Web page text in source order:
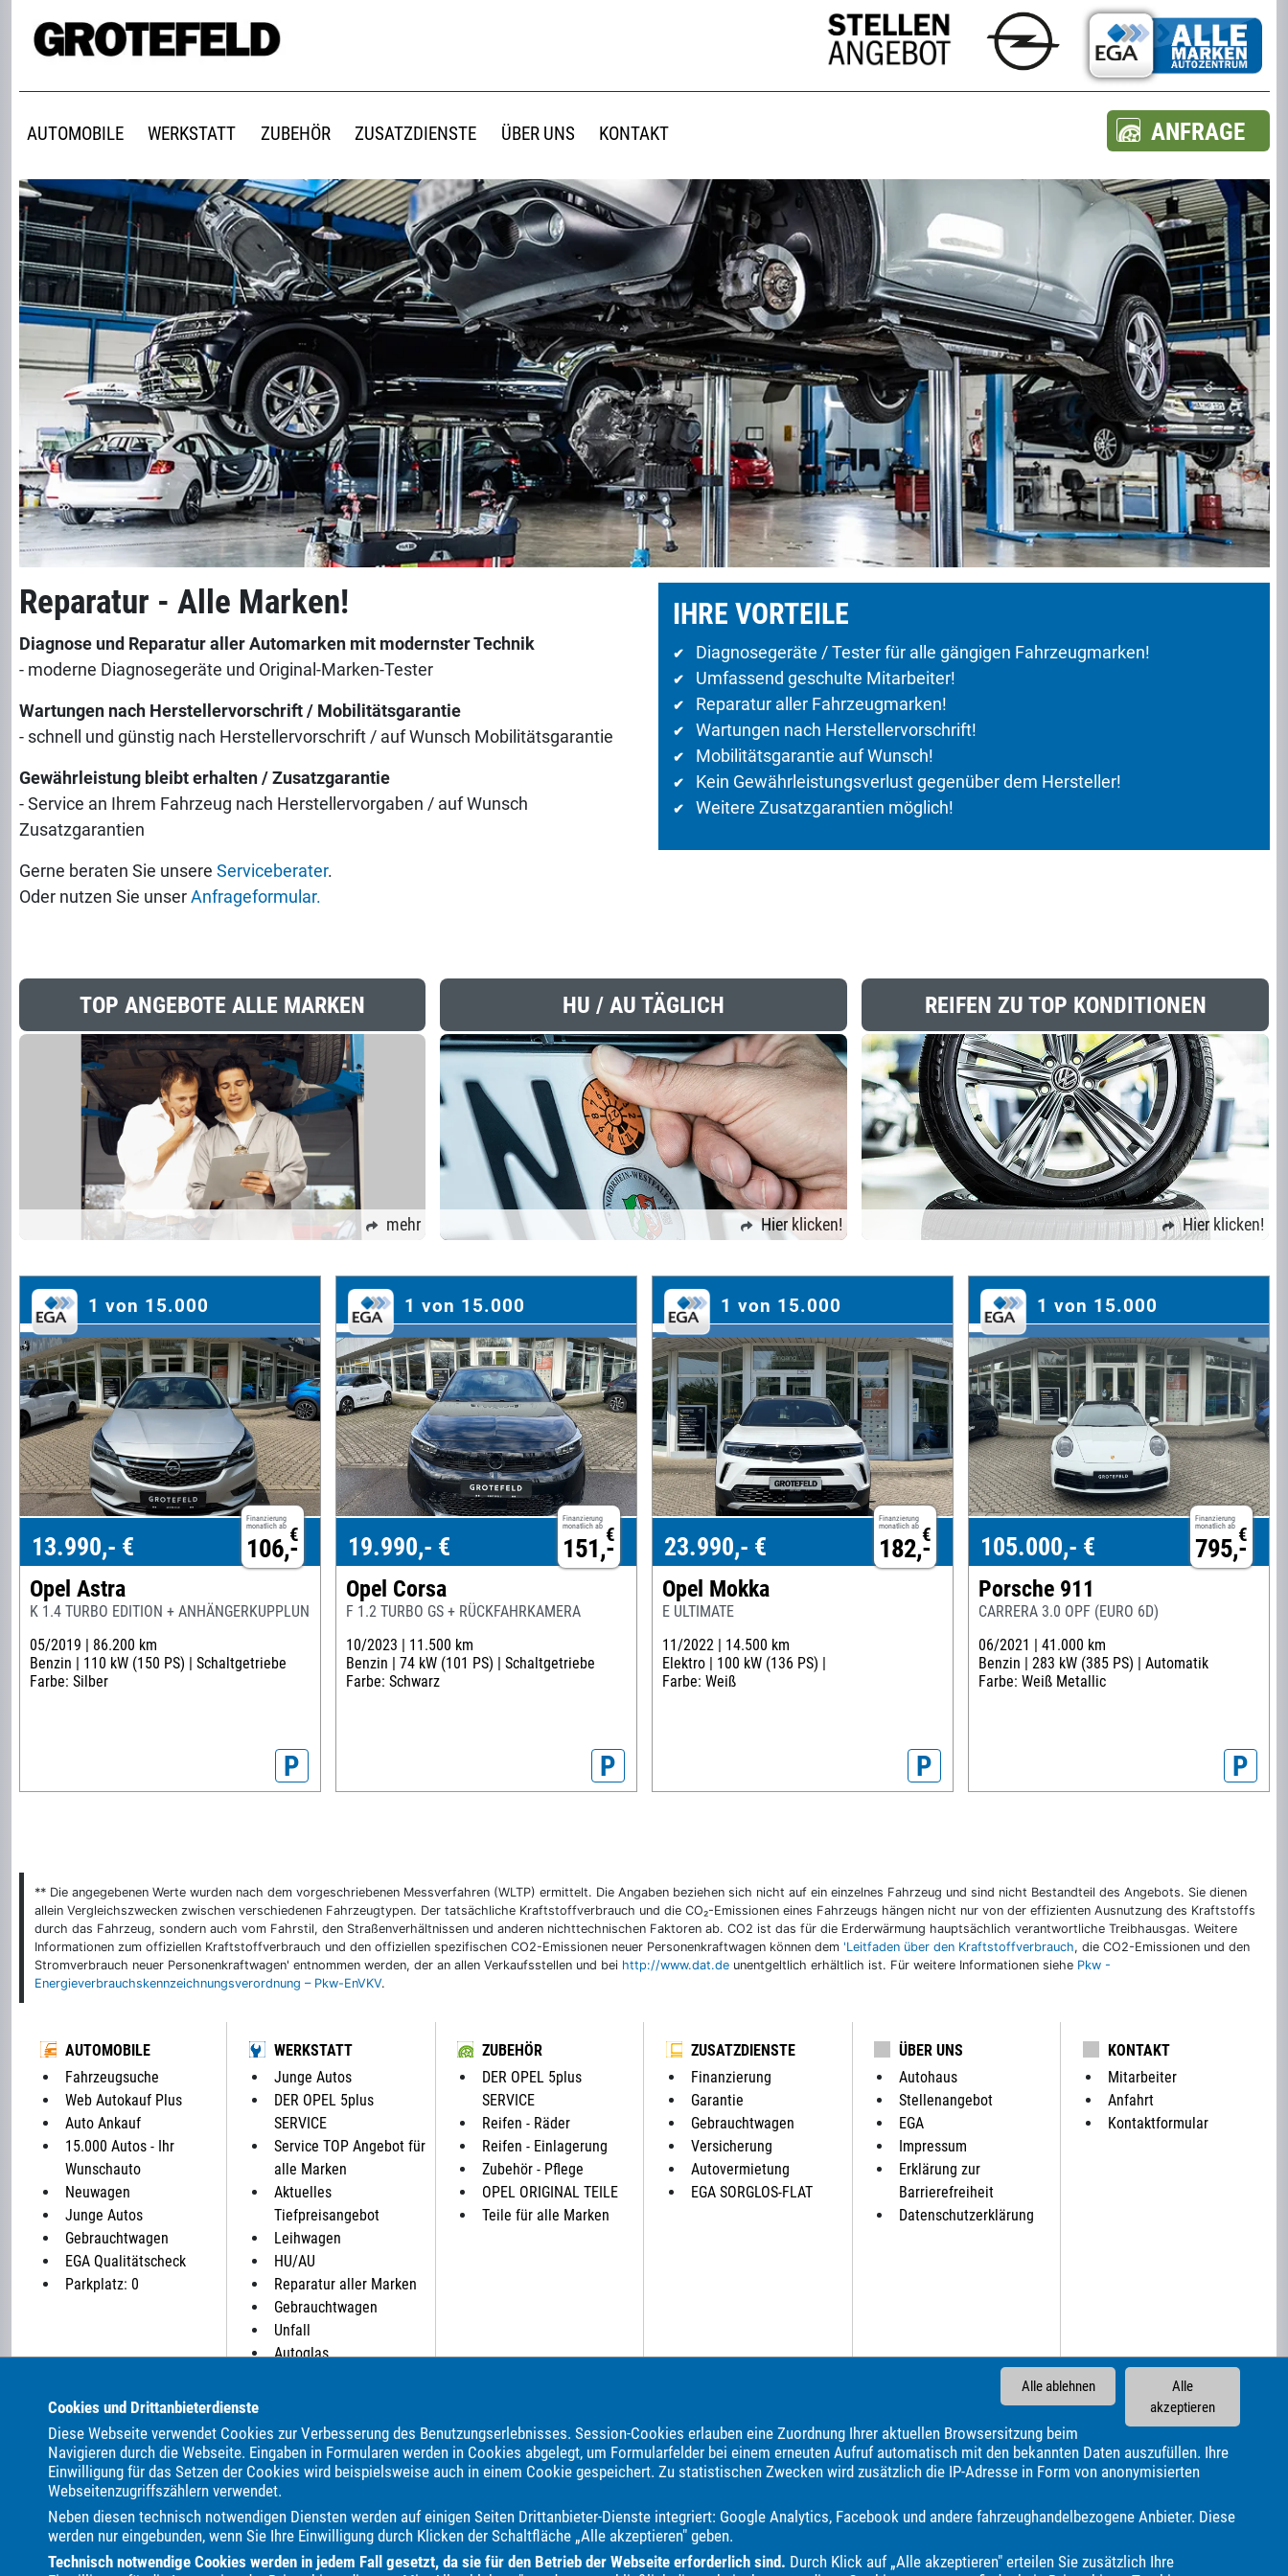
Alle
akzeptieren
Alle ablehnen
Cookies und Drittanbieterdienste
Diese Webseite verwendet Cookies zur Verbesserung des Benutzungserlebnisses. Session-Cookies erlauben eine Zuordnung Ihrer aktuellen Browsersitzung beim
Navigieren durch die Webseite. Eingaben in Formularen werden in Cookies abgelegt, um Formularfelder bei einem erneuten Aufruf automatisch mit den bekannten Daten auszufüllen. Ihre
Einwilligung für das Setzen der Cookies wird beispielsweise auch in einem Cookie gespeichert. Zu statistischen Zwecken wird zusätzlich die IP-Adresse in Form von anonymisierten
Webseitenzugriffszählern verwendet.
Neben diesen technisch notwendigen Diensten werden auf einigen Seiten Drittanbieter-Dienste integriert: Google Analytics, Facebook und andere fahrzeughandelbezogene Anbieter. Diese
werden nur eingebunden, wenn Sie Ihre Einwilligung durch Klicken der Schaltfläche „Alle akzeptieren" geben.
Technisch notwendige Cookies werden in jedem Fall gesetzt, da sie für den Betrieb der Webseite erforderlich sind. Durch Klick auf „Alle akzeptieren" erteilen Sie zusätzlich Ihre
AUTOMOBILE WERKSTATT ZUBEHÖR ZUSATZDIENSTE ÜBER UNS KONTAKT ANFRAGE
Reparatur - Alle Marken!
Diagnose und Reparatur aller Automarken mit modernster Technik
- moderne Diagnosegeräte und Original-Marken-Tester
Wartungen nach Herstellervorschrift / Mobilitätsgarantie
- schnell und günstig nach Herstellervorschrift / auf Wunsch Mobilitätsgarantie
Gewährleistung bleibt erhalten / Zusatzgarantie
- Service an Ihrem Fahrzeug nach Herstellervorgaben / auf Wunsch
Zusatzgarantien
Gerne beraten Sie unsere Serviceberater.
Oder nutzen Sie unserAnfrageformular.
IHRE VORTEILE
✔ Diagnosegeräte / Tester für alle gängigen Fahrzeugmarken!
✔ Umfassend geschulte Mitarbeiter!
✔ Reparatur aller Fahrzeugmarken!
✔ Wartungen nach Herstellervorschrift!
✔ Mobilitätsgarantie auf Wunsch!
✔ Kein Gewährleistungsverlust gegenüber dem Hersteller!
✔ Weitere Zusatzgarantien möglich!
TOP ANGEBOTE ALLE MARKEN
mehr
HU / AU TÄGLICH
Hier klicken!
REIFEN ZU TOP KONDITIONEN
Hier klicken!
1 von 15.000
Finanzierung
monatlich ab €
106,-
13.990,- €
Opel Astra
K 1.4 TURBO EDITION + ANHÄNGERKUPPLUNG
05/2019 | 86.200 km
Benzin | 110 kW (150 PS) | Schaltgetriebe
Farbe: Silber
P
1 von 15.000
Finanzierung
monatlich ab €
151,-
19.990,- €
Opel Corsa
F 1.2 TURBO GS + RÜCKFAHRKAMERA
10/2023 | 11.500 km
Benzin | 74 kW (101 PS) | Schaltgetriebe
Farbe: Schwarz
P
1 von 15.000
Finanzierung
monatlich ab €
182,-
23.990,- €
Opel Mokka
E ULTIMATE
11/2022 | 14.500 km
Elektro | 100 kW (136 PS) |
Farbe: Weiß
P
1 von 15.000
Finanzierung
monatlich ab €
795,-
105.000,- €
Porsche 911
CARRERA 3.0 OPF (EURO 6D)
06/2021 | 41.000 km
Benzin | 283 kW (385 PS) | Automatik
Farbe: Weiß Metallic
P
** Die angegebenen Werte wurden nach dem vorgeschriebenen Messverfahren (WLTP) ermittelt. Die Angaben beziehen sich nicht auf ein einzelnes Fahrzeug und sind nicht Bestandteil des Angebots. Sie dienen
allein Vergleichszwecken zwischen verschiedenen Fahrzeugtypen. Der tatsächliche Kraftstoffverbrauch und die CO₂-Emissionen eines Fahrzeugs hängen nicht nur von der effizienten Ausnutzung des Kraftstoffs
durch das Fahrzeug, sondern auch vom Fahrstil, den Straßenverhältnissen und anderen nichttechnischen Faktoren ab. CO2 ist das für die Erderwärmung hauptsächlich verantwortliche Treibhausgas. Weitere
Informationen zum offiziellen Kraftstoffverbrauch und den offiziellen spezifischen CO2-Emissionen neuer Personenkraftwagen können dem 'Leitfaden über den Kraftstoffverbrauch, die CO2-Emissionen und den
Stromverbrauch neuer Personenkraftwagen' entnommen werden, der an allen Verkaufsstellen und bei http://www.dat.deunentgeltlich erhältlich ist. Für weitere Informationen siehe Pkw -
Energieverbrauchskennzeichnungsverordnung – Pkw-EnVKV.
AUTOMOBILE
Fahrzeugsuche
Web Autokauf Plus
Auto Ankauf
15.000 Autos - Ihr
Wunschauto
Neuwagen
Junge Autos
Gebrauchtwagen
EGA Qualitätscheck
Parkplatz: 0
WERKSTATT
Junge Autos
DER OPEL 5plus
SERVICE
Service TOP Angebot für
alle Marken
Aktuelles
Tiefpreisangebot
Leihwagen
HU/AU
Reparatur aller Marken
Gebrauchtwagen
Unfall
Autoglas
ZUBEHÖR
DER OPEL 5plus
SERVICE
Reifen - Räder
Reifen - Einlagerung
Zubehör - Pflege
OPEL ORIGINAL TEILE
Teile für alle Marken
ZUSATZDIENSTE
Finanzierung
Garantie
Gebrauchtwagen
Versicherung
Autovermietung
EGA SORGLOS-FLAT
ÜBER UNS
Autohaus
Stellenangebot
EGA
Impressum
Erklärung zur
Barrierefreiheit
Datenschutzerklärung
KONTAKT
Mitarbeiter
Anfahrt
Kontaktformular
ALLE MARKEN BEI UNS IM AUTOHANDEL:
Als Autohändler bieten wir Ihnen in unserem Automarkt Gebrauchtwagen, Jahreswagen und Neuwagen folgender Automarken an:
ALPINA Abarth Adria Aixam Alfa Romeo Audi BMW Bentley Borgward Bürstner CS Reisemobile Carado Carthago Chausson Chevrolet Citroën
Corvette
Cupra
DAF DFSK DS Automobiles
Hobby
Honda Hyundai Infiniti Itineo Jaguar Jeep KGM Kia Knaus LMC Lada Land Rover Lexus MAN MF MG MINI Malibu Maserati
Maxus
Mazda
Mercedes-Benz Mitsubishi Mooveo Nissan Peugeot Plymouth Polestar Porsche Pössl
Suzuki
Terex Tesla Toyota Volkswagen Volvo Weinsberg e.GO